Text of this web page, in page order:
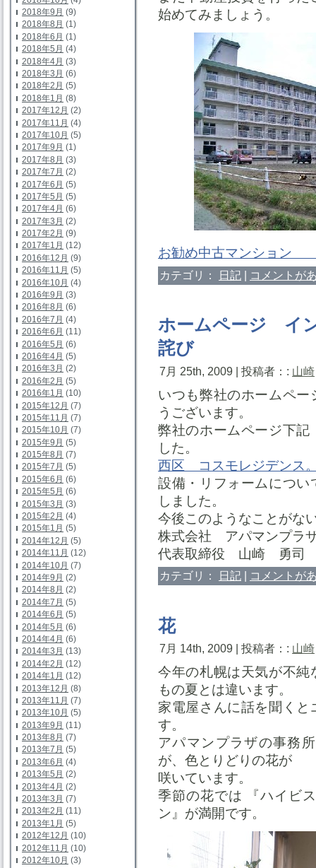
2018年9月 (9)
2018年8月 (1)
2018年6月 (1)
2018年5月 (4)
2018年4月 (3)
2018年3月 (6)
2018年2月 (5)
2018年1月 (8)
2017年12月 (2)
2017年11月 (4)
2017年10月 (5)
2017年9月 (1)
2017年8月 (3)
2017年7月 (2)
2017年6月 (5)
2017年5月 (5)
2017年4月 (6)
2017年3月 (2)
2017年2月 (9)
2017年1月 (12)
2016年12月 (9)
2016年11月 (5)
2016年10月 (4)
2016年9月 (3)
2016年8月 (6)
2016年7月 (4)
2016年6月 (11)
2016年5月 (6)
2016年4月 (5)
2016年3月 (2)
2016年2月 (5)
2016年1月 (10)
2015年12月 (7)
2015年11月 (7)
2015年10月 (7)
2015年9月 (5)
2015年8月 (7)
2015年7月 (5)
2015年6月 (6)
2015年5月 (6)
2015年3月 (3)
2015年2月 (4)
2015年1月 (5)
2014年12月 (5)
2014年11月 (12)
2014年10月 (7)
2014年9月 (2)
2014年8月 (2)
2014年7月 (5)
2014年6月 (5)
2014年5月 (6)
2014年4月 (6)
2014年3月 (13)
2014年2月 (12)
2014年1月 (12)
2013年12月 (8)
2013年11月 (7)
2013年10月 (5)
2013年9月 (11)
2013年8月 (7)
2013年7月 (5)
2013年6月 (4)
2013年5月 (2)
2013年4月 (2)
2013年3月 (7)
2013年2月 (11)
2013年1月 (5)
2012年12月 (10)
2012年11月 (10)
2012年10月 (3)
始めてみましょう。
お勧め中古マンシ
カテゴリ： 日記 | コメントが
ホームページ イ
詫び
7月 25th, 2009 | 投稿者：: 山崎
いつも弊社のホームペ
うございます。
弊社のホームページ下
した。
西区 コスモレジデンス
設備・リフォームにつ
しました。
今後このようなことがな
株式会社 アパマンプラ
代表取締役 山崎 勇司
カテゴリ： 日記 | コメントが
花
7月 14th, 2009 | 投稿者：: 山崎
今年の札幌は天気が不
もの夏とは違います。
家電屋さんに話を聞く
す。
アパマンプラザの事務
が、色とりどりの花が
咲いています。
季節の花では 『ハイビ
ン』が満開です。